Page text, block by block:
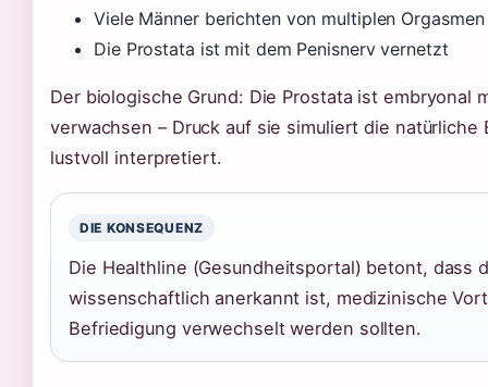
Viele Männer berichten von multiplen Orgasmen
Die Prostata ist mit dem Penisnerv vernetzt
Der biologische Grund: Die Prostata ist embryonal
verwachsen – Druck auf sie simuliert die
lustvoll interpretiert.
DIE KONSEQUENZ
Die Healthline (Gesundheitsportal) betont, dass
wissenschaftlich anerkannt ist, medizinische
Befriedigung verwechselt werden sollten.